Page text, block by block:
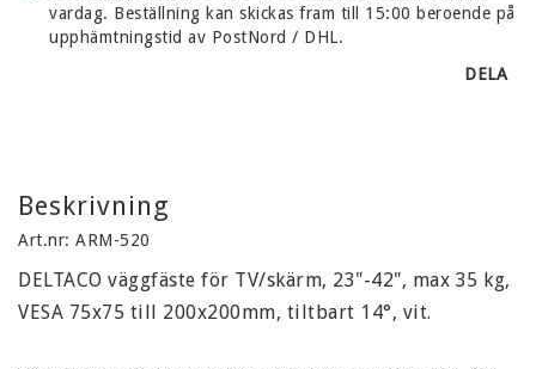
vardag. Beställning kan skickas fram till 15:00 beroende på
upphämtningstid av PostNord / DHL.
DELA
Beskrivning
Art.nr: ARM-520
DELTACO väggfäste för TV/skärm, 23"-42", max 35 kg,
VESA 75x75 till 200x200mm, tiltbart 14°, vit.